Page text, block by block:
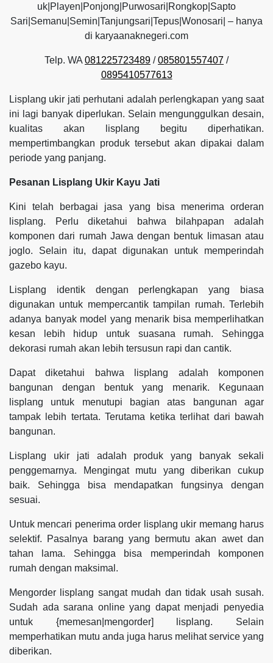
uk|Playen|Ponjong|Purwosari|Rongkop|Sapto
Sari|Semanu|Semin|Tanjungsari|Tepus|Wonosari| – hanya
di karyaanaknegeri.com
Telp. WA 081225723489 /085801557407 /
0895410577613
Lisplang ukir jati perhutani adalah perlengkapan yang saat
ini lagi banyak diperlukan. Selain mengunggulkan desain,
kualitas akan lisplang begitu diperhatikan.
mempertimbangkan produk tersebut akan dipakai dalam
periode yang panjang.
Pesanan Lisplang Ukir Kayu Jati
Kini telah berbagai jasa yang bisa menerima orderan
lisplang. Perlu diketahui bahwa bilahpapan adalah
komponen dari rumah Jawa dengan bentuk limasan atau
joglo. Selain itu, dapat digunakan untuk memperindah
gazebo kayu.
Lisplang identik dengan perlengkapan yang biasa
digunakan untuk mempercantik tampilan rumah. Terlebih
adanya banyak model yang menarik bisa memperlihatkan
kesan lebih hidup untuk suasana rumah. Sehingga
dekorasi rumah akan lebih tersusun rapi dan cantik.
Dapat diketahui bahwa lisplang adalah komponen
bangunan dengan bentuk yang menarik. Kegunaan
lisplang untuk menutupi bagian atas bangunan agar
tampak lebih tertata. Terutama ketika terlihat dari bawah
bangunan.
Lisplang ukir jati adalah produk yang banyak sekali
penggemarnya. Mengingat mutu yang diberikan cukup
baik. Sehingga bisa mendapatkan fungsinya dengan
sesuai.
Untuk mencari penerima order lisplang ukir memang harus
selektif. Pasalnya barang yang bermutu akan awet dan
tahan lama. Sehingga bisa memperindah komponen
rumah dengan maksimal.
Mengorder lisplang sangat mudah dan tidak usah susah.
Sudah ada sarana online yang dapat menjadi penyedia
untuk {memesan|mengorder] lisplang. Selain
memperhatikan mutu anda juga harus melihat service yang
diberikan.